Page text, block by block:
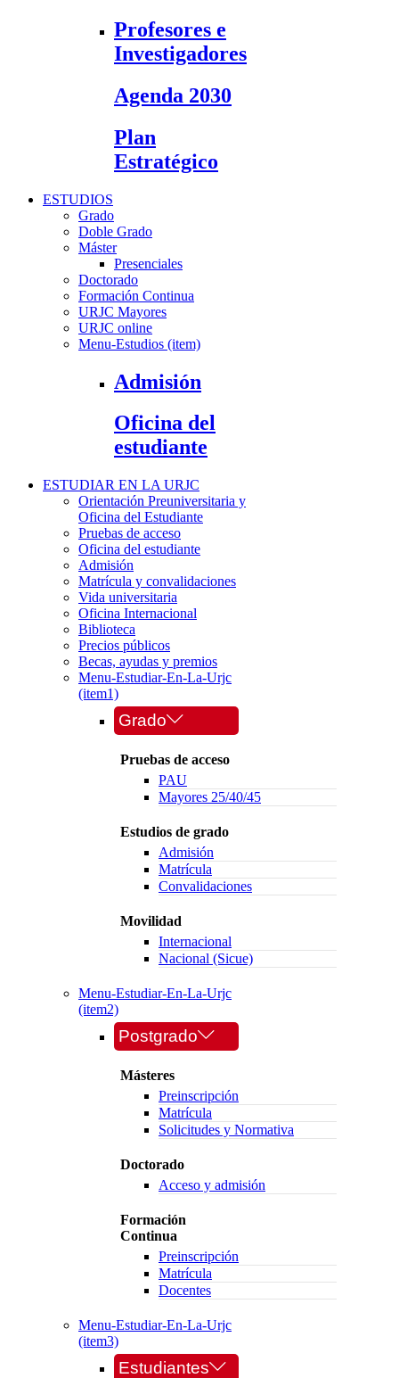
Profesores e
Investigadores
Agenda 2030
Plan
Estratégico
ESTUDIOS
Grado
Doble Grado
Máster
Presenciales
Doctorado
Formación Continua
URJC Mayores
URJC online
Menu-Estudios (item)
Admisión
Oficina del
estudiante
ESTUDIAR EN LA URJC
Orientación Preuniversitaria y
Oficina del Estudiante
Pruebas de acceso
Oficina del estudiante
Admisión
Matrícula y convalidaciones
Vida universitaria
Oficina Internacional
Biblioteca
Precios públicos
Becas, ayudas y premios
Menu-Estudiar-En-La-Urjc
(item1)
Grado
Pruebas de acceso
PAU
Mayores 25/40/45
Estudios de grado
Admisión
Matrícula
Convalidaciones
Movilidad
Internacional
Nacional (Sicue)
Menu-Estudiar-En-La-Urjc
(item2)
Postgrado
Másteres
Preinscripción
Matrícula
Solicitudes y Normativa
Doctorado
Acceso y admisión
Formación
Continua
Preinscripción
Matrícula
Docentes
Menu-Estudiar-En-La-Urjc
(item3)
Estudiantes